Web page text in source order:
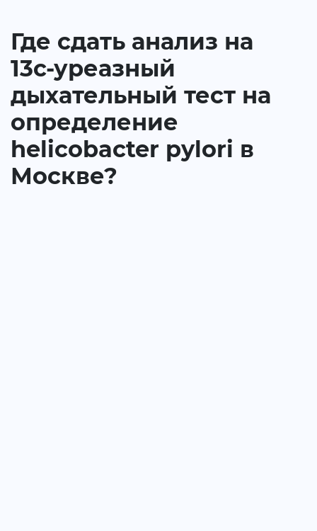
Где сдать анализ на
13с-уреазный
дыхательный тест на
определение
helicobacter pylori в
Москве?